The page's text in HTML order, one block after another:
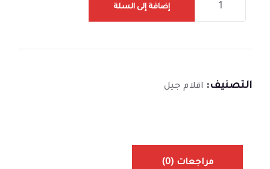
إضافة إلى السلة
التصنيف: اقلام جيل
مراجعات (0)